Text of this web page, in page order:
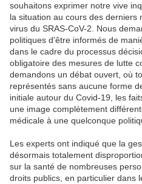
souhaitons exprimer notre vive
la situation au cours des derniers
virus du SRAS-CoV-2. Nous
politiques d'être informés de
dans le cadre du processus
obligatoire des mesures de lutte
demandons un débat ouvert, où
représentés sans aucune forme
initiale autour du Covid-19, les
une image complètement
médicale à une quelconque
Les experts ont indiqué que la
désormais totalement
sur la santé de nombreuses
droits publics, en particulier dans